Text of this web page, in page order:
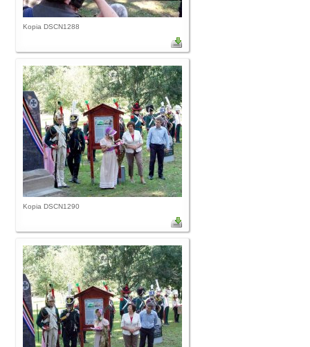
Kopia DSCN1288
Kopia DSCN1290